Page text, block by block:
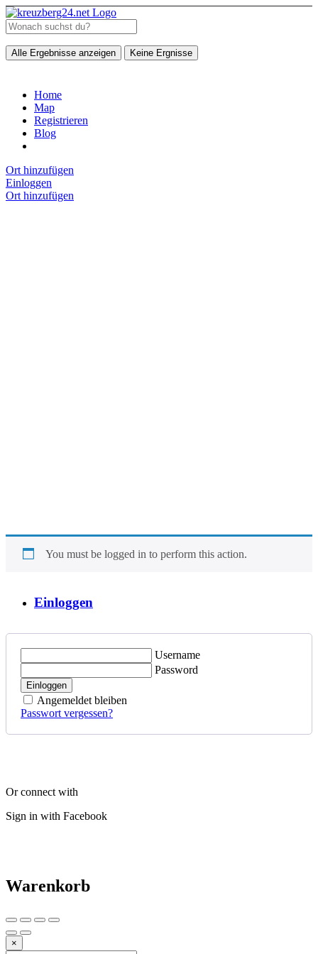
Alle Ergebnisse anzeigen Keine Ergnisse
Home
Map
Registrieren
Blog
Ort hinzufügen
Einloggen
Ort hinzufügen
You must be logged in to perform this action.
Einloggen
Username
Password
Einloggen
Angemeldet bleiben
Passwort vergessen?
Or connect with
Sign in with Facebook
Warenkorb
×